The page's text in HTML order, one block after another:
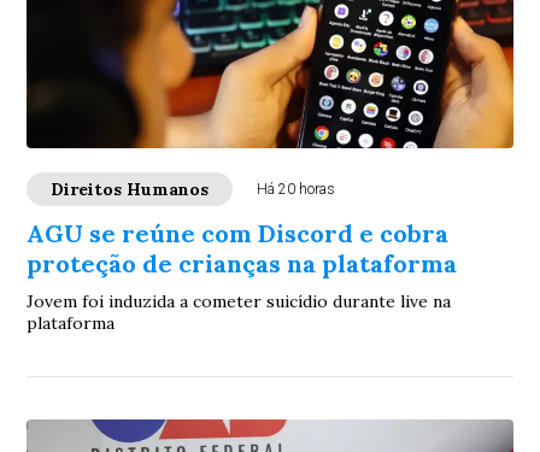
Direitos Humanos Há 20 horas
AGU se reúne com Discord e cobra
proteção de crianças na plataforma
Jovem foi induzida a cometer suicídio durante live na
plataforma